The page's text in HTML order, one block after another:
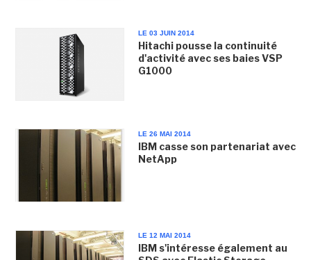
LE 03 JUIN 2014
Hitachi pousse la continuité
d'activité avec ses baies VSP
G1000
LE 26 MAI 2014
IBM casse son partenariat avec
NetApp
LE 12 MAI 2014
IBM s'intéresse également au